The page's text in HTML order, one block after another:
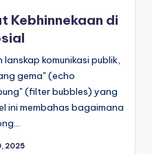
Kebhinnekaan di
komunikasi publik,
gema" (echo
(filter bubbles) yang
ini membahas bagaimana
2025